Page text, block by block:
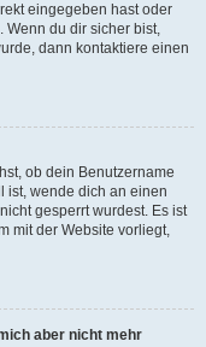
eingegeben hast oder
Wenn du dir sicher bist,
dann kontaktiere einen
ob dein Benutzername
ist, wende dich an einen
gesperrt wurdest. Es ist
mit der Website vorliegt,
aber nicht mehr